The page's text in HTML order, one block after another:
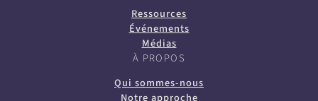
Ressources
Événements
Médias
À PROPOS
Qui sommes-nous
Notre approche